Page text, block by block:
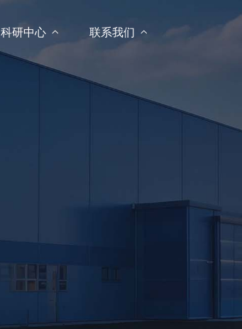
科研中心  联系我们 